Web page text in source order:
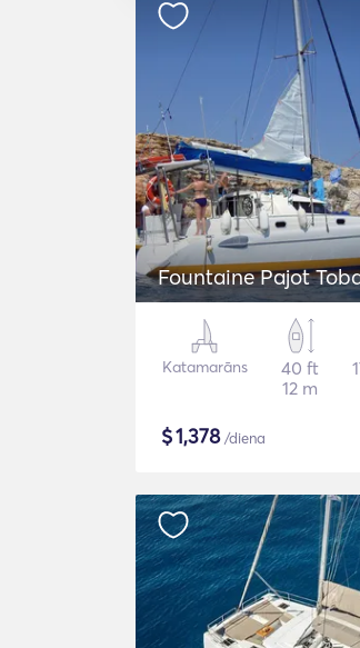
Fountaine Pajot
Katamarāns
40 ft
12 m
$1,378/diena